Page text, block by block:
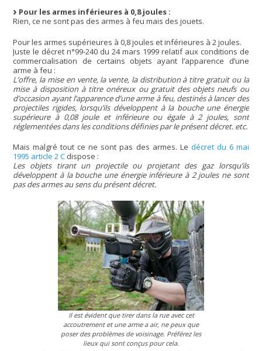
Pour les armes inférieures à 0,8 joules :
Rien, ce ne sont pas des armes à feu mais des jouets.
Pour les armes supérieures à 0,8 joules et inférieures à 2 joules.
Juste le décret n°99-240 du 24 mars 1999 relatif aux conditions de
commercialisation de certains objets ayant l’apparence d’une
arme à feu :
L’offre, la mise en vente, la vente, la distribution à titre gratuit ou la
mise à disposition à titre onéreux ou gratuit des objets neufs ou
d’occasion ayant l’apparence d’une arme à feu, destinés à lancer des
projectiles rigides, lorsqu’ils développent à la bouche une énergie
supérieure à 0,08 joule et inférieure ou égale à 2 joules, sont
réglementées dans les conditions définies par le présent décret. etc.
Mais malgré tout ce ne sont pas des armes. Le décret du 6 mai
1995 article 2 C dispose :
Les objets tirant un projectile ou projetant des gaz lorsqu’ils
développent à la bouche une énergie inférieure à 2 joules ne sont
pas des armes au sens du présent décret.
Il est évident que tirer dans la rue avec cet
accoutrement et une arme a air, ne peux que
poser des problèmes de voisinage. Préférez les
lieux qui sont conçus pour cela.